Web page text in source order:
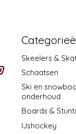
Skeelers &
Schaatsen
Ski en
onderhoud
Boards &
IJshockey